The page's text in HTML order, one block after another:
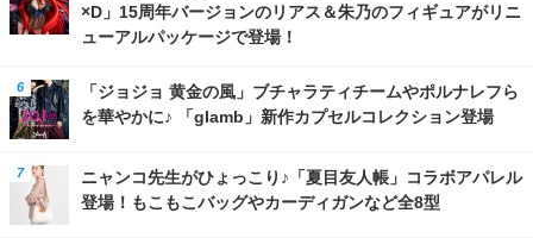
×D」15周年バージョンのリアス＆朱乃のフィギュアがリニ
ューアルパッケージで登場！
「ジョジョ 黄金の風」ブチャラティチームやポルナレフら
を華やかに♪ 「glamb」新作カプセルコレクション登場
ニャンコ先生がひょっこり♪「夏目友人帳」コラボアパレル
登場！もこもこバッグやカーディガンなど全8型